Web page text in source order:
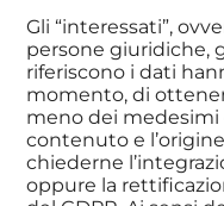
Gli “interessati”,
persone giuridiche,
riferiscono i dati
momento, di
meno dei medesimi
contenuto e
chiederne
oppure la